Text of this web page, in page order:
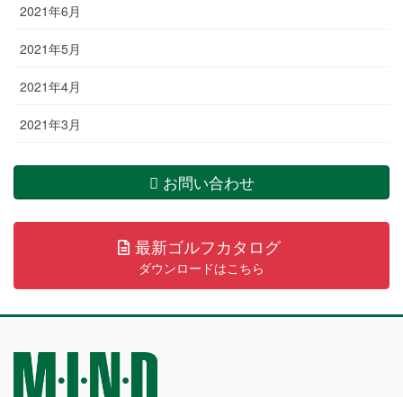
2021年6月
2021年5月
2021年4月
2021年3月
お問い合わせ
最新ゴルフカタログ
ダウンロードはこちら